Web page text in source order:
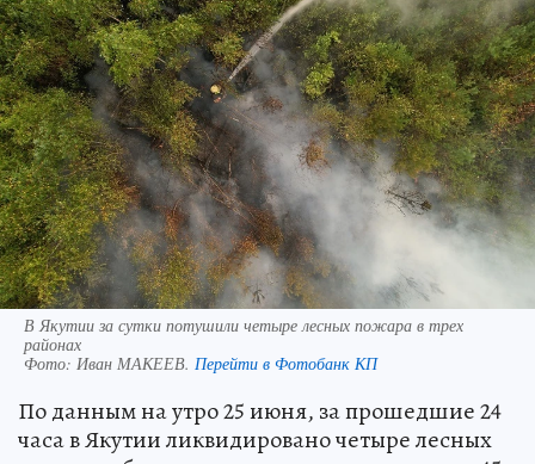
В Якутии за сутки потушили четыре лесных пожара в трех
районах
Фото: Иван МАКЕЕВ. Перейти в Фотобанк КП
По данным на утро 25 июня, за прошедшие 24
часа в Якутии ликвидировано четыре лесных